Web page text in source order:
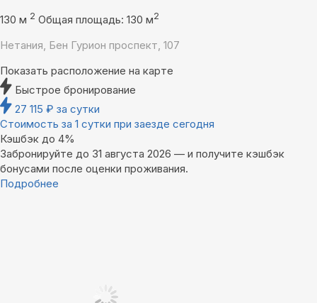
130 м 2 Общая площадь: 130 м2
Нетания, Бен Гурион проспект, 107
Показать расположение на карте
Быстрое бронирование
27 115 ₽ за сутки
Стоимость за 1 сутки при заезде сегодня
Кэшбэк до 4%
Забронируйте до 31 августа 2026 — и получите кэшбэк
бонусами после оценки проживания.
Подробнее